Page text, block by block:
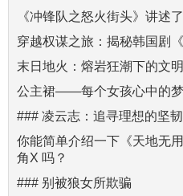
《冲锋队之怒火街头》讲述
穿越权谋之旅：揭秘韩国剧
末日地火：熔岩狂潮下的文
公主裙——每个女孩心中的
### 凌云志：追寻理想的坚
你能简单介绍一下《天地无
角X 吗？
### 别被狼女所欺骗